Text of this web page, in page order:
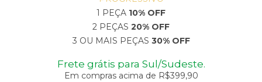
1 PEÇA 10% OFF
2 PEÇAS 20% OFF
3 OU MAIS PEÇAS 30% OFF
Frete grátis para Sul/Sudeste.
Em compras acima de R$399,90